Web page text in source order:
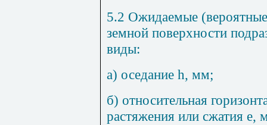
5.2 Ожидаемые
земной поверхности
виды:
а) оседание h, мм;
б) относительная
растяжения или сжатия e,